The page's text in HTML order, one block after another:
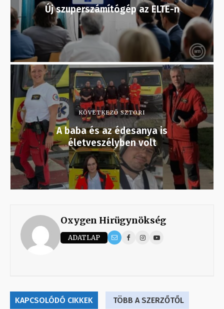
Új szuperszámítógép az ELTE-n
KÖVETKEZŐ SZTORI
A baba és az édesanya is
életveszélyben volt
Oxygen Hirügynökség
ADATLAP
KAPCSOLÓDÓ CIKKEK TÖBB A SZERZŐTŐL